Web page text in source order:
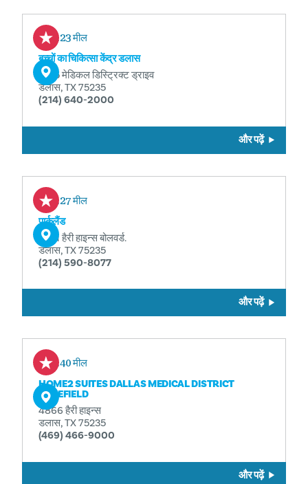
0.23 मील
बच्चों का चिकित्सा केंद्र डलास
1935 मेडिकल डिस्ट्रिक्ट ड्राइव
डलास, TX 75235
(214) 640-2000
और पढ़ें
0.27 मील
पार्कलैंड
5201 हैरी हाइन्स बोलवर्ड.
डलास, TX 75235
(214) 590-8077
और पढ़ें
0.40 मील
HOME2 SUITES DALLAS MEDICAL DISTRICT
LOVEFIELD
4866 हैरी हाइन्स
डलास, TX 75235
(469) 466-9000
और पढ़ें